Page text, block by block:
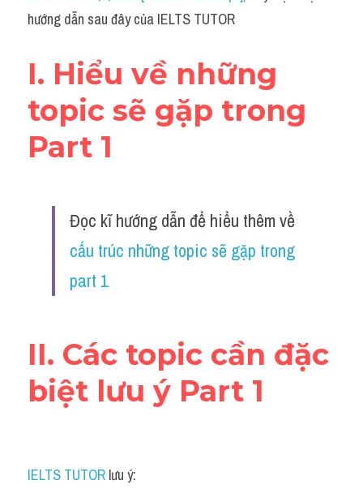
Social Issues
Technology
Advice
IELTS Advice
Speaking
Đề thi thật IELTS Reading
Vocabulary
hướng dẫn sau đây của IELTS TUTOR
I. Hiểu về những
topic sẽ gặp trong
Part 1
cấu trúc những topic sẽ gặp trong
part 1
II. Các topic cần đặc
biệt lưu ý Part 1
IELTS TUTOR lưu ý: